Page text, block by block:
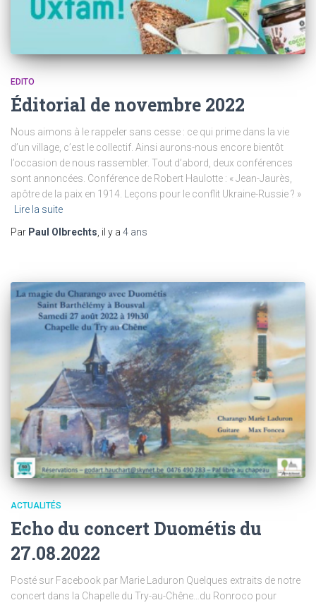
EDITO
Éditorial de novembre 2022
Nous aimons à le rappeler sans cesse : ce qui prime dans la vie
d’un village, c’est le collectif. Ainsi aurons-nous encore bientôt
l’occasion de nous rassembler. Tout d’abord, deux conférences
sont annoncées. Conférence de Robert Haulotte : « Jean-Jaurès,
apôtre de la paix en 1914. Leçons pour le conflit Ukraine-Russie ? »
Lire la suite
Par Paul Olbrechts , il y a 4 ans
ACTUALITÉS
Echo du concert Duométis du
27.08.2022
Posté sur Facebook par Marie Laduron Quelques extraits de notre
concert dans la Chapelle du Try-au-Chêne…du Ronroco pour